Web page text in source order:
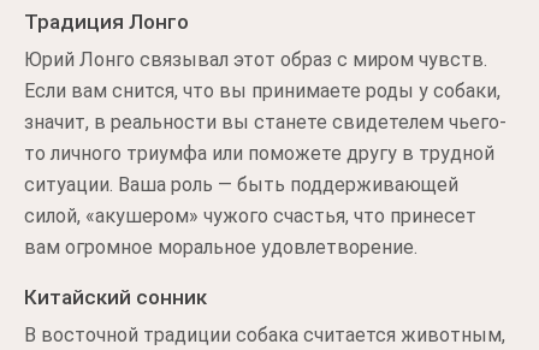
Традиция Лонго
Юрий Лонго связывал этот образ с миром чувств.
Если вам снится, что вы принимаете роды у собаки,
значит, в реальности вы станете свидетелем чьего-
то личного триумфа или поможете другу в трудной
ситуации. Ваша роль — быть поддерживающей
силой, «акушером» чужого счастья, что принесет
вам огромное моральное удовлетворение.
Китайский сонник
В восточной традиции собака считается животным,